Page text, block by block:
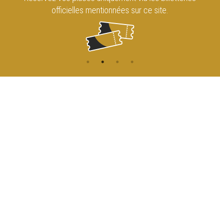
officielles mentionnées sur ce site.